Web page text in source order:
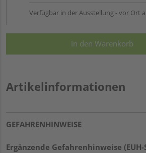
Verfügbar in der Ausstellung - vor Ort
In den Warenkorb
Artikelinformationen
GEFAHRENHINWEISE
Ergänzende Gefahrenhinweise (EUH-